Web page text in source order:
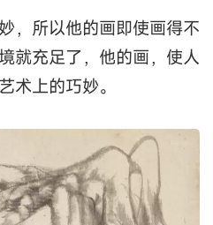
，所以他的画即使画得不
就充足了，他的画，使人
术上的巧妙。